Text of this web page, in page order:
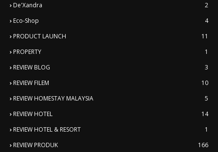
De'Xandra
2
Eco-Shop
4
PRODUCT LAUNCH
11
PROPERTY
1
REVIEW BLOG
3
REVIEW FILEM
10
REVIEW HOMESTAY MALAYSIA
5
REVIEW HOTEL
14
REVIEW HOTEL & RESORT
1
REVIEW PRODUK
166